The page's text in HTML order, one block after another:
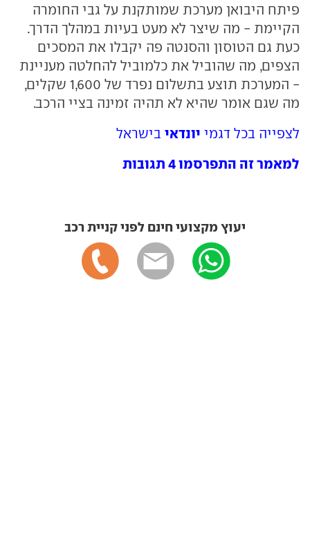
פיתח היבואן מערכת שמותקנת על גבי החומרה
הקיימת - מה שיצר לא מעט בעיות במהלך הדרך.
כעת גם הטוסון והסנטה פה יקבלו את המסכים
הצפים, מה שהוביל את כלמוביל להחלטה מעניינת
- המערכת תוצע בתשלום נפרד של 1,600 שקלים,
מה שגם אומר שהיא לא תהיה זמינה בציי הרכב.
לצפייה בכל דגמי יונדאי בישראל
למאמר זה התפרסמו 4 תגובות
יעוץ מקצועי חינם לפני קניית רכב